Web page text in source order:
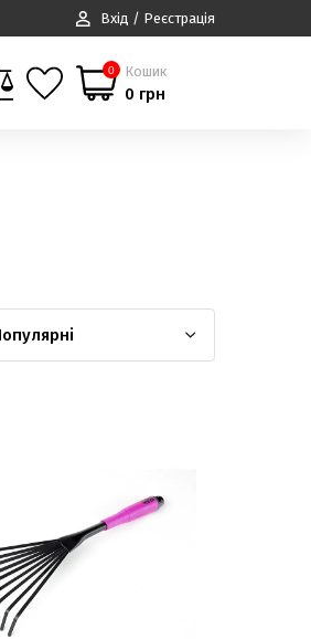
Вхід / Реєстрація
0 Кошик
0 грн